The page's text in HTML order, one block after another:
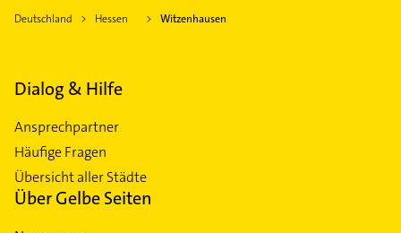
Deutschland Hessen Witzenhausen
Dialog & Hilfe
Ansprechpartner
Häufige Fragen
Übersicht aller Städte
Über Gelbe Seiten